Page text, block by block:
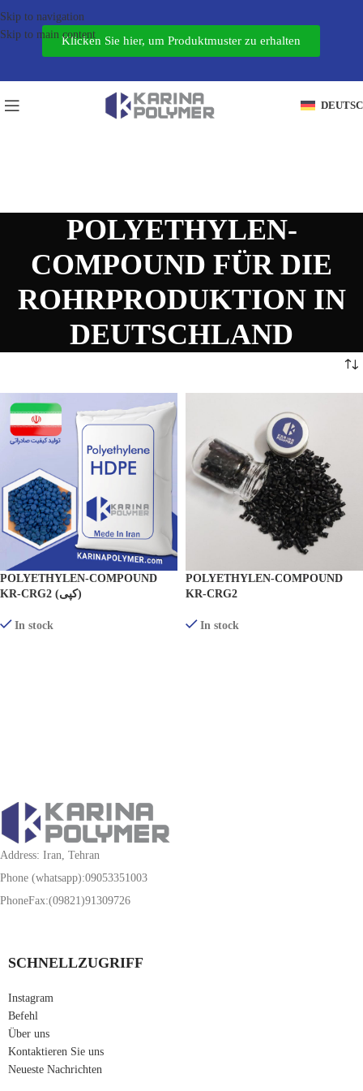
Skip to navigation
Skip to main contentKlicken Sie hier, um Produktmuster zu erhalten
POLYETHYLEN-
COMPOUND FÜR DIE
ROHRPRODUKTION IN
DEUTSCHLAND
POLYETHYLEN-COMPOUND
KR-CRG2 (کپی)
In stock
POLYETHYLEN-COMPOUND
KR-CRG2
In stock
Address: Iran, Tehran
Phone (whatsapp):09053351003
PhoneFax:(09821)91309726
SCHNELLZUGRIFF
Instagram
Befehl
Über uns
Kontaktieren Sie uns
Neueste Nachrichten